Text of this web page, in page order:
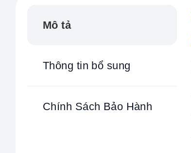
Mô tả
Thông tin bổ sung
Chính Sách Bảo Hành